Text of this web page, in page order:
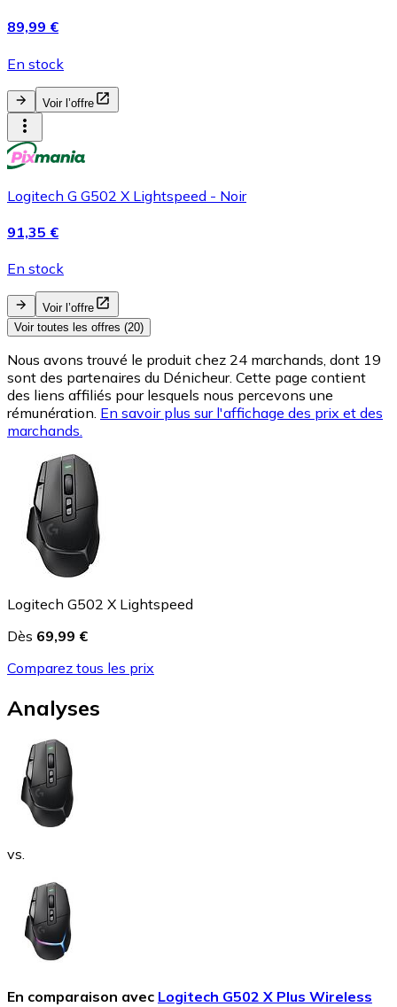
89,99 €
En stock
Voir l’offre
Logitech G G502 X Lightspeed - Noir
91,35 €
En stock
Voir l’offre
Voir toutes les offres (20)
Nous avons trouvé le produit chez 24 marchands, dont 19
sont des partenaires du Dénicheur. Cette page contient
des liens affiliés pour lesquels nous percevons une
rémunération. En savoir plus sur l'affichage des prix et des
marchands.
Logitech G502 X Lightspeed
Dès 69,99 €
Comparez tous les prix
Analyses
vs.
En comparaison avec Logitech G502 X Plus Wireless